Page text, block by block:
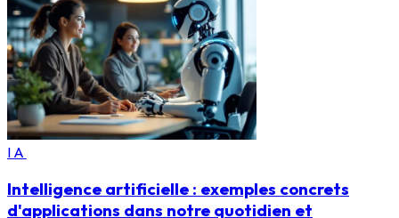
IA
Intelligence artificielle : exemples concrets
d'applications dans notre quotidien et